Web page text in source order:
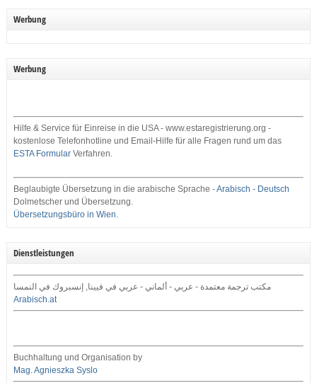
Werbung
Werbung
Hilfe & Service für Einreise in die USA - www.estaregistrierung.org -
kostenlose Telefonhotline und Email-Hilfe für alle Fragen rund um das
ESTA FormularVerfahren.
Beglaubigte Übersetzung in die arabische Sprache -Arabisch - Deutsch
Dolmetscher und Übersetzung.
Übersetzungsbüro in Wien.
Dienstleistungen
مكتب ترجمة معتمدة - عربي - ألماني - عربي في فيينا, إنسبروك في النمسا
Arabisch.at
Buchhaltung und Organisation by
Mag. Agnieszka Syslo